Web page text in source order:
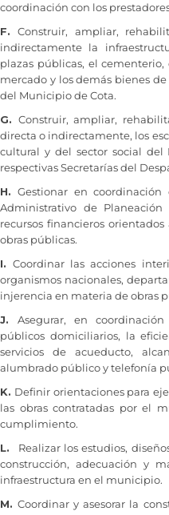
coordinación con los
F.Construir, ampliar,
indirectamente la
plazas públicas, el
mercado y los demás bienes
del Municipio de Cota.
G. Construir, ampliar,
directa o indirectamente, los
cultural y del sector social del
respectivas Secretarías del
H.Gestionar en
Administrativo de
recursos financieros
obras públicas.
I.Coordinar las acciones
organismos nacionales,
injerencia en materia de obras
J.Asegurar, en
públicos domiciliarios, la
servicios de acueducto,
alumbrado público y telefonía
K. Definir orientaciones para
las obras contratadas por el
cumplimiento.
L. Realizar los estudios,
construcción, adecuación y
infraestructura en el municipio.
M.Coordinar y asesorar la